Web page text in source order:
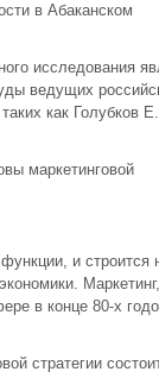
в Абаканском
исследования
ведущих
как Голубков
маркетинговой
и строится
в конце 80-х
стратегии